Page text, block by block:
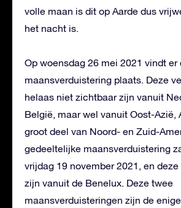
volle maan is dit op Aarde dus
het nacht is.
Op woensdag 26 mei 2021 vindt er
maansverduistering plaats. Deze
helaas niet zichtbaar zijn vanuit
België, maar wel vanuit Oost-Azië,
groot deel van Noord- en Zuid-
gedeeltelijke maansverduistering
vrijdag 19 november 2021, en
zijn vanuit de Benelux. Deze twee
maansverduisteringen zijn de